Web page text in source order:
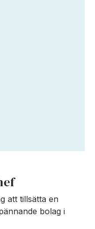
att tillsätta en
bolag i